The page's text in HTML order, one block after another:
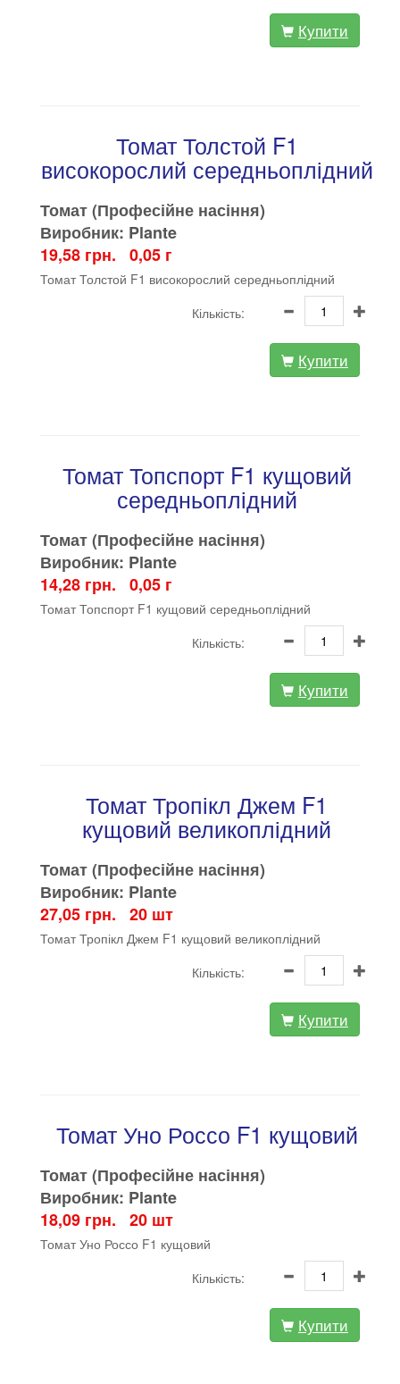
Купити
Томат Толстой F1
високорослий середньоплідний
Томат (Професійне насіння)
Виробник: Plante
19,58 грн. 0,05 г
Томат Толстой F1 високорослий середньоплідний
Кількість:
Купити
Томат Топспорт F1 кущовий
середньоплідний
Томат (Професійне насіння)
Виробник: Plante
14,28 грн. 0,05 г
Томат Топспорт F1 кущовий середньоплідний
Кількість:
Купити
Томат Тропікл Джем F1
кущовий великоплідний
Томат (Професійне насіння)
Виробник: Plante
27,05 грн. 20 шт
Томат Тропікл Джем F1 кущовий великоплідний
Кількість:
Купити
Томат Уно Россо F1 кущовий
Томат (Професійне насіння)
Виробник: Plante
18,09 грн. 20 шт
Томат Уно Россо F1 кущовий
Кількість:
Купити